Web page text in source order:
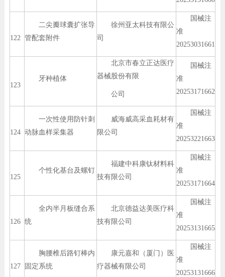
122
二尖瓣球囊扩张导
管配套附件
徐州亚太科技有限公
司
国械注
准
20253031661
123
牙种植体
北京市春立正达医疗
器械股份有限
公司
国械注
准
20253171662
124
一次性使用防针刺
动脉血样采集器
威海威高采血耗材有
限公司
国械注
准
20253221663
125
个性化基台及螺钉
福建中科康钛材料科
技有限公司
国械注
准
20253171664
126
全内半月板缝合系
统
北京德益达美医疗科
技有限公司
国械注
准
20253131665
127
胸腰椎后路钉棒内
固定系统
康元嘉和（厦门）医
疗器械有限公司
国械注
准
20253131666